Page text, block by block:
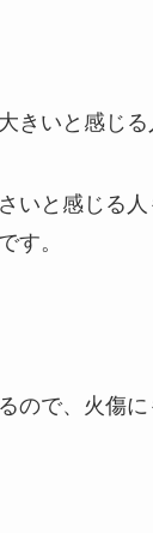
きいと感じる
いと感じる
す。
ので、火傷